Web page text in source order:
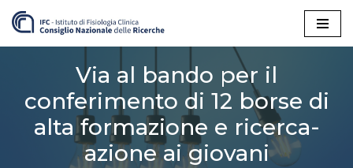
Vai
Via al bando per il
conferimento di 12 borse di
alta formazione e ricerca-
azione ai giovani